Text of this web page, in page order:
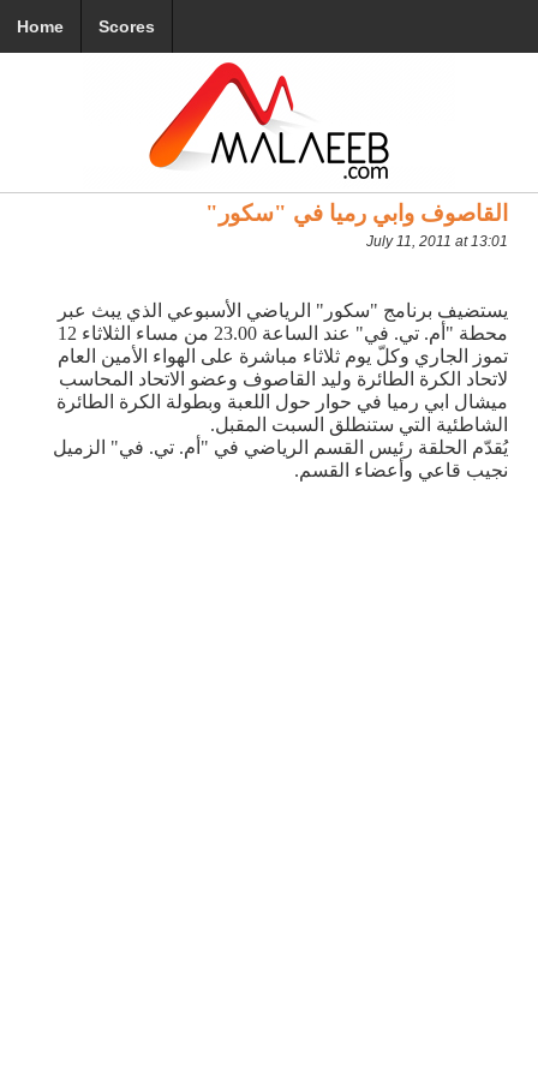
Home Scores
القاصوف وابي رميا في "سكور"
July 11, 2011 at 13:01
يستضيف برنامج "سكور" الرياضي الأسبوعي الذي يبث عبر
محطة "أم. تي. في" عند الساعة 23.00 من مساء الثلاثاء 12
تموز الجاري وكلّ يوم ثلاثاء مباشرة على الهواء الأمين العام
لاتحاد الكرة الطائرة وليد القاصوف وعضو الاتحاد المحاسب
ميشال ابي رميا في حوار حول اللعبة وبطولة الكرة الطائرة
الشاطئية التي ستنطلق السبت المقبل.
يُقدّم الحلقة رئيس القسم الرياضي في "أم. تي. في" الزميل
نجيب قاعي وأعضاء القسم.